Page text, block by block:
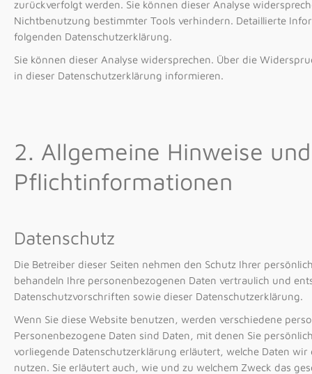
zurückverfolgt werden. Sie können dieser Analyse
Nichtbenutzung bestimmter Tools verhindern. Detaillierte
folgenden Datenschutzerklärung.
Sie können dieser Analyse widersprechen. Über die
in dieser Datenschutzerklärung informieren.
2. Allgemeine Hinweise und
Pflichtinformationen
Datenschutz
Die Betreiber dieser Seiten nehmen den Schutz Ihrer
behandeln Ihre personenbezogenen Daten vertraulich und
Datenschutzvorschriften sowie dieser Datenschutzerklärung.
Wenn Sie diese Website benutzen, werden verschiedene
Personenbezogene Daten sind Daten, mit denen Sie
vorliegende Datenschutzerklärung erläutert, welche Daten
nutzen. Sie erläutert auch, wie und zu welchem Zweck das